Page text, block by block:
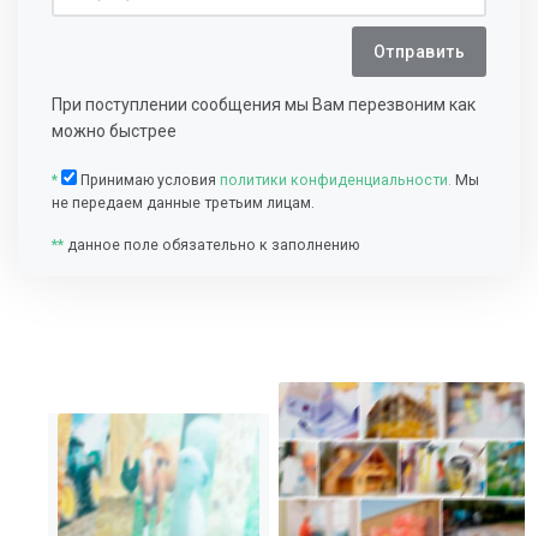
Отправить
При поступлении сообщения мы Вам перезвоним как
можно быстрее
* Принимаю условия политики конфиденциальности. Мы
не передаем данные третьим лицам.
** данное поле обязательно к заполнению